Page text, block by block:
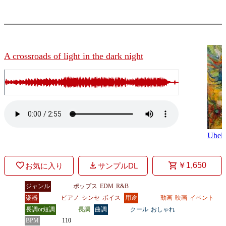
A crossroads of light in the dark night
お気に入り サンプルDL ￥1,650
ジャンル ポップス EDM R&B
楽器
ピアノ シンセ ボイス 用途 動画 映画 イベント
長調or短調
長調 曲調 クール おしゃれ
BPM
110